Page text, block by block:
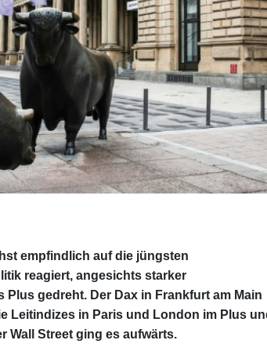
empfindlich auf die jüngsten
reagiert, angesichts starker
gedreht. Der Dax in Frankfurt am Main
Leitindizes in Paris und London im Plus
Wall Street ging es aufwärts.